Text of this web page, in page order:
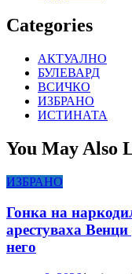
Categories
АКТУАЛНО
БУЛЕВАРД
ВСИЧКО
ИЗБРАНО
ИСТИНАТА
You May Also
ИЗБРАНО
Гонка на
арестуваха
него